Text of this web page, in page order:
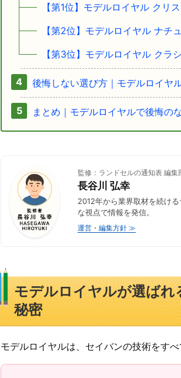
【第1位】モデルロイヤル クリ
【第2位】モデルロイヤル ナチ
【第3位】モデルロイヤル クラ
後悔しない選び方｜モデルロイヤ
まとめ｜モデルロイヤルで後悔の
監修：ランドセルの通知表 編集
長谷川 弘幸
2012年から業界取材を続け
な視点で情報を発信。
運営・編集方針 ≫
モデルロイヤルが選ばれ
秘密
モデルロイヤルは、セイバンの技術をす